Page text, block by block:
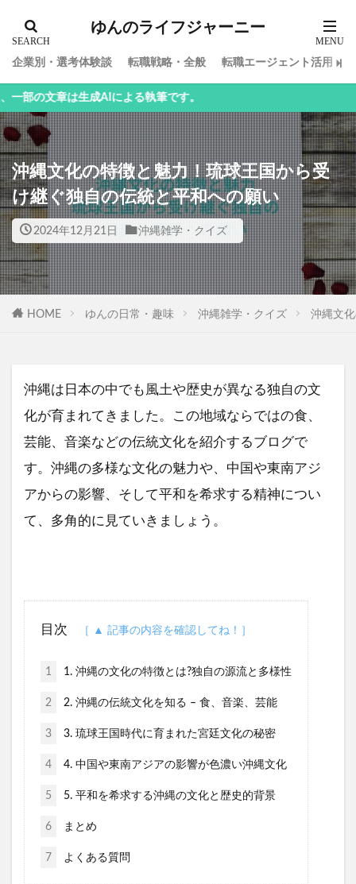
ゆんのライフジャーニー
企業別・選考体験談 転職戦略・全般 転職エージェント活用
成AIによる執筆です。
沖縄文化の特徴と魅力！琉球王国から受
け継ぐ独自の伝統と平和への願い
2024年12月21日 沖縄雑学・クイズ
HOME ゆんの日常・趣味 沖縄雑学・クイズ 沖縄文
沖縄は日本の中でも風土や歴史が異なる独自の文
化が育まれてきました。この地域ならではの食、
芸能、音楽などの伝統文化を紹介するブログで
す。沖縄の多様な文化の魅力や、中国や東南アジ
アからの影響、そして平和を希求する精神につい
て、多角的に見ていきましょう。
目次
1 1. 沖縄の文化の特徴とは?独自の源流と多様性
2 2. 沖縄の伝統文化を知る – 食、音楽、芸能
3 3. 琉球王国時代に育まれた宮廷文化の秘密
4 4. 中国や東南アジアの影響が色濃い沖縄文化
5 5. 平和を希求する沖縄の文化と歴史的背景
6 まとめ
7 よくある質問